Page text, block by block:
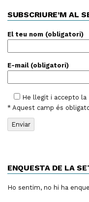
SUBSCRIURE’M AL
El teu nom (obligatori)
E-mail (obligatori)
He llegit i accepto la
* Aquest camp és
ENQUESTA DE LA
Ho sentim, no hi ha